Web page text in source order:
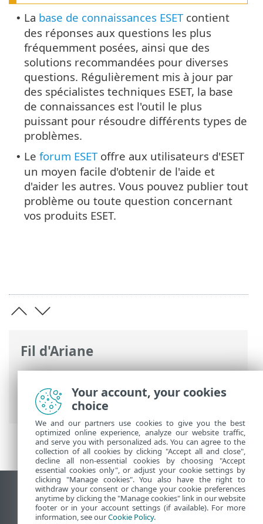
Fil d'Ariane
Aide en ligne d'ESET>ESET PROTECT On-
Prem>Présentation de ESET PROTECT
On-Prem
> À propos de l'aide
• La base de connaissances ESETcontient
des réponses aux questions les plus
fréquemment posées, ainsi que des
solutions recommandées pour diverses
questions. Régulièrement mis à jour par
des spécialistes techniques ESET, la base
de connaissances est l'outil le plus
puissant pour résoudre différents types de
problèmes.
• Le forum ESEToffre aux utilisateurs d'ESET
un moyen facile d'obtenir de l'aide et
d'aider les autres. Vous pouvez publier tout
problème ou toute question concernant
vos produits ESET.
Afficher le site pour ordinateur de bureau
End of Life
Your account, your cookies
choice
We and our partners use cookies to give you the best
optimized online experience, analyze our website traffic,
and serve you with personalized ads. You can agree to the
collection of all cookies by clicking "Accept all and close",
decline all non-essential cookies by choosing "Accept
essential cookies only", or adjust your cookie settings by
clicking "Manage cookies". You also have the right to
withdraw your consent or change your cookie preferences
anytime by clicking the "Manage cookies" link in our website
footer or in your account settings (if available). For more
information, see ourCookie Policy.